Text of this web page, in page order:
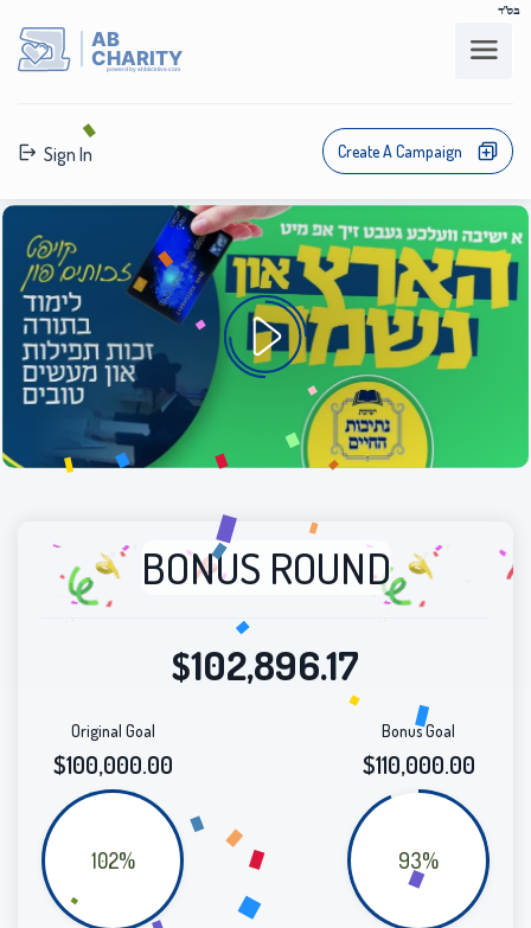
בס"ד
AB
CHARITY
powerd by ahblicklive.com
Sign In Create A Campaign
BONUS ROUND
$102,896.17
Bonus Goal
$110,000.00
93%
Original Goal
$100,000.00
102%